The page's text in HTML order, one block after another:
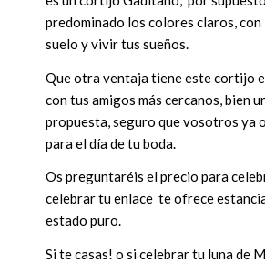
predominado los colores claros,
suelo y vivir tus sueños.
Que otra ventaja tiene este cortijo
con tus amigos más cercanos, bien
propuesta, seguro que vosotros ya
para el día de tu boda.
Os preguntaréis el precio para
celebrar tu enlace te ofrece
estado puro.
Si te casas! o si celebrar tu luna